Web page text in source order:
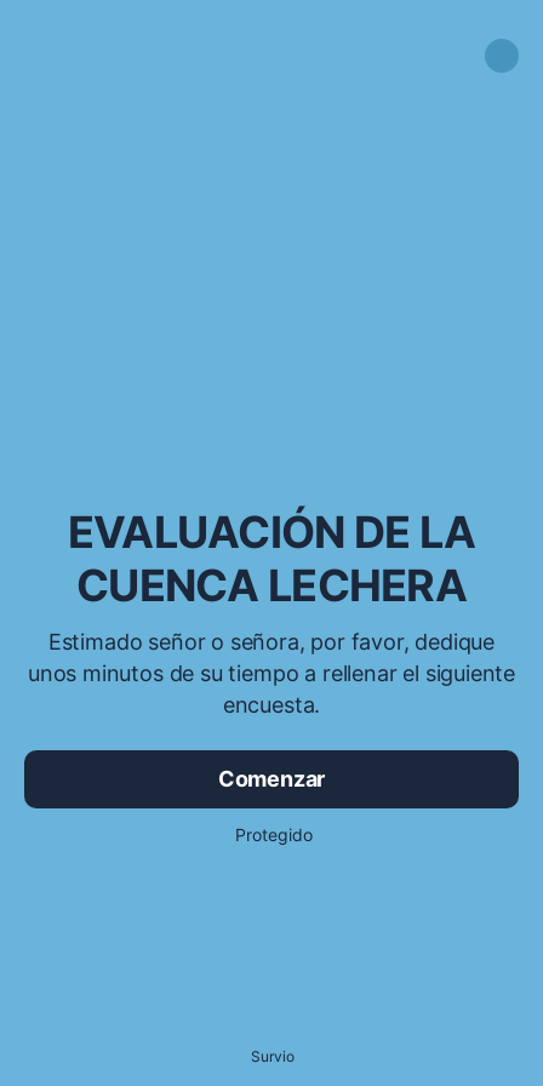
EVALUACIÓN DE LA
CUENCA LECHERA
Estimado señor o señora, por favor, dedique
unos minutos de su tiempo a rellenar el siguiente
encuesta.
Comenzar
Protegido
Survio